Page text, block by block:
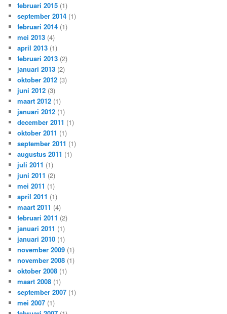
februari 2015 (1)
september 2014 (1)
februari 2014 (1)
mei 2013 (4)
april 2013 (1)
februari 2013 (2)
januari 2013 (2)
oktober 2012 (3)
juni 2012 (3)
maart 2012 (1)
januari 2012 (1)
december 2011 (1)
oktober 2011 (1)
september 2011 (1)
augustus 2011 (1)
juli 2011 (1)
juni 2011 (2)
mei 2011 (1)
april 2011 (1)
maart 2011 (4)
februari 2011 (2)
januari 2011 (1)
januari 2010 (1)
november 2009 (1)
november 2008 (1)
oktober 2008 (1)
maart 2008 (1)
september 2007 (1)
mei 2007 (1)